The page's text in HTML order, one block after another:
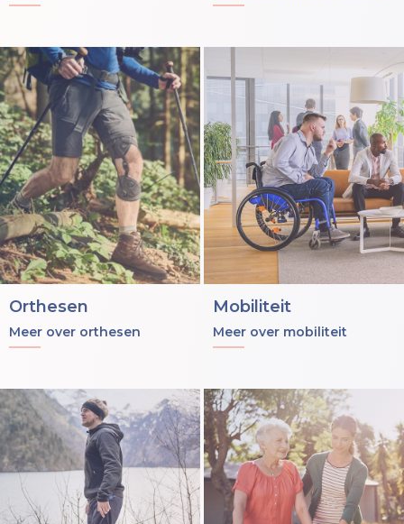
Orthesen
Meer over orthesen
Mobiliteit
Meer over mobiliteit